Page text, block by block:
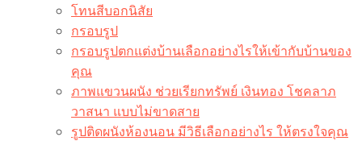
โทนสีบอกนิสัย
กรอบรูป
กรอบรูปตกแต่งบ้านเลือกอย่างไรให้เข้ากับบ้านของ
คุณ
ภาพแขวนผนัง ช่วยเรียกทรัพย์ เงินทอง โชคลาภ
วาสนา แบบไม่ขาดสาย
รูปติดผนังห้องนอน มีวิธีเลือกอย่างไร ให้ตรงใจคุณ